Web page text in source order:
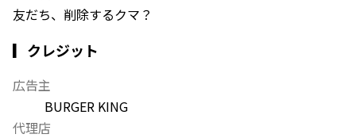
友だち、削除するクマ？
▎クレジット
広告主
BURGER KING
代理店